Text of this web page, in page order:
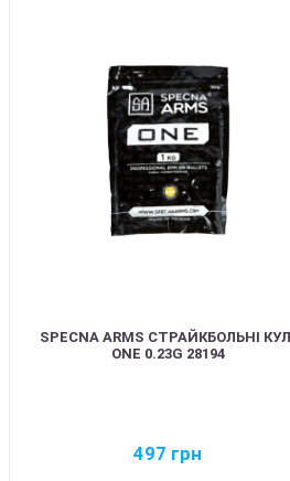
SPECNA ARMS СТРАЙКБОЛЬНІ
ONE 0.23G 28194
497 грн